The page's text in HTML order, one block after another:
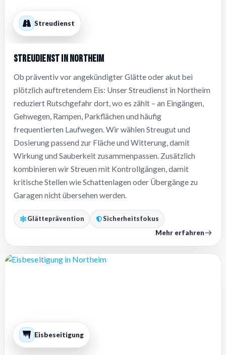
Streudienst
Streudienst in Northeim
Ob präventiv vor angekündigter Glätte oder akut bei
plötzlich auftretendem Eis: Unser Streudienst in Northeim
reduziert Rutschgefahr dort, wo es zählt – an Eingängen,
Gehwegen, Rampen, Parkflächen und häufig
frequentierten Laufwegen. Wir wählen Streugut und
Dosierung passend zur Fläche und Witterung, damit
Wirkung und Sauberkeit zusammenpassen. Zusätzlich
kombinieren wir Streuen mit Kontrollgängen, damit
kritische Stellen wie Schattenlagen oder Übergänge zu
Garagen nicht übersehen werden.
Glätteprävention Sicherheitsfokus
Mehr erfahren
Eisbeseitigung